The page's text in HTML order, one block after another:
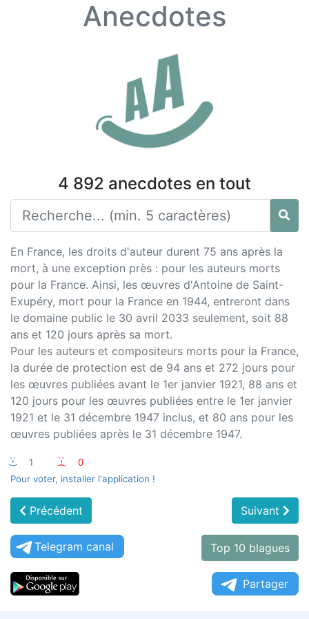
Anecdotes
4 892 anecdotes en tout
En France, les droits d'auteur durent 75 ans après la
mort, à une exception près : pour les auteurs morts
pour la France. Ainsi, les œuvres d'Antoine de Saint-
Exupéry, mort pour la France en 1944, entreront dans
le domaine public le 30 avril 2033 seulement, soit 88
ans et 120 jours après sa mort.
Pour les auteurs et compositeurs morts pour la France,
la durée de protection est de 94 ans et 272 jours pour
les œuvres publiées avant le 1er janvier 1921, 88 ans et
120 jours pour les œuvres publiées entre le 1er janvier
1921 et le 31 décembre 1947 inclus, et 80 ans pour les
œuvres publiées après le 31 décembre 1947.
:-) 1 :-(
0
Pour voter, installer l'application !
Précédent Suivant
Telegram canal Top 10 blagues
Partager